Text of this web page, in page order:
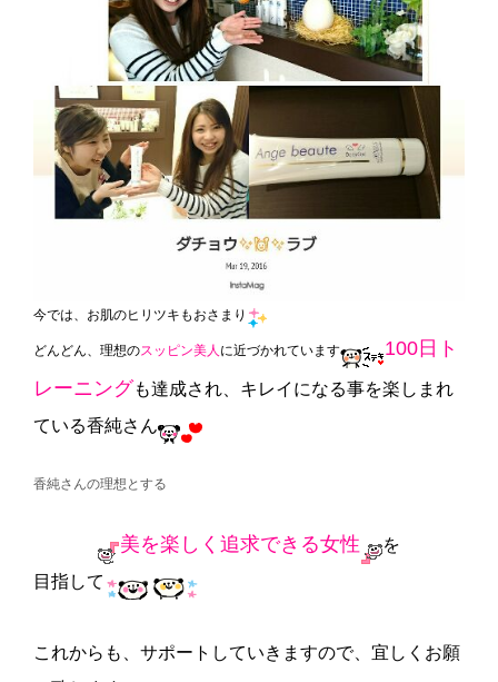
今では、お肌のヒリツキもおさまり
どんどん、理想のスッピン美人 に近づかれています
100日ト
レーニングも達成され、キレイになる事を楽しまれ
ている香純さん
香純さんの理想とする
美を楽しく追求できる女性
を
目指して
これからも、サポートしていきますので、宜しくお願